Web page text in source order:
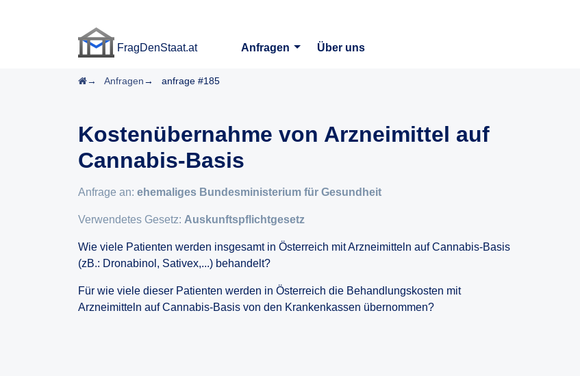
FragDenStaat.at
Anfragen
Über uns
Startseite
Anfragen anfrage #185
Kostenübernahme von Arzneimittel auf
Cannabis-Basis
Anfrage an: ehemaliges Bundesministerium für Gesundheit
Verwendetes Gesetz: Auskunftspflichtgesetz
Wie viele Patienten werden insgesamt in Österreich mit Arzneimitteln auf Cannabis-Basis
(zB.: Dronabinol, Sativex,...) behandelt?
Für wie viele dieser Patienten werden in Österreich die Behandlungskosten mit
Arzneimitteln auf Cannabis-Basis von den Krankenkassen übernommen?